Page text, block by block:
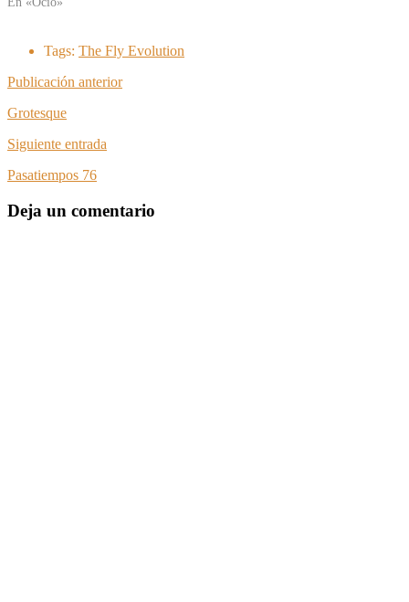
Tags: The Fly Evolution
Publicación anterior
Grotesque
Siguiente entrada
Pasatiempos 76
Deja un comentario